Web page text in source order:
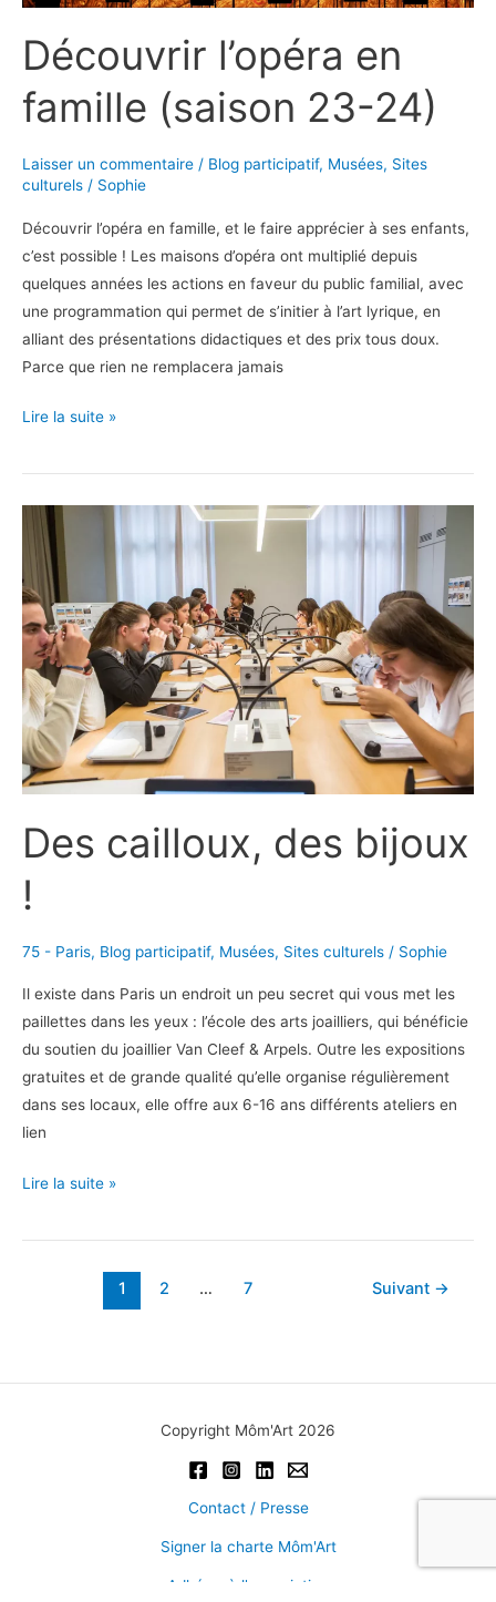
Découvrir l’opéra en
famille (saison 23-24)
Laisser un commentaire / Blog participatif, Musées, Sites
culturels / Sophie
Découvrir l’opéra en famille, et le faire apprécier à ses enfants,
c’est possible ! Les maisons d’opéra ont multiplié depuis
quelques années les actions en faveur du public familial, avec
une programmation qui permet de s’initier à l’art lyrique, en
alliant des présentations didactiques et des prix tous doux.
Parce que rien ne remplacera jamais
Découvrir
en
(saison
23-
24)
Lire la suite »
Des cailloux, des bijoux
!
75 - Paris, Blog participatif, Musées, Sites culturels / Sophie
Il existe dans Paris un endroit un peu secret qui vous met les
paillettes dans les yeux : l’école des arts joailliers, qui bénéficie
du soutien du joaillier Van Cleef & Arpels. Outre les expositions
gratuites et de grande qualité qu’elle organise régulièrement
dans ses locaux, elle offre aux 6-16 ans différents ateliers en
lien
Des
des
Lire la suite »
1 2 … 7 Suivant →
Copyright Môm'Art 2026
Contact / Presse
Signer la charte Môm'Art
Adhérer à l'association